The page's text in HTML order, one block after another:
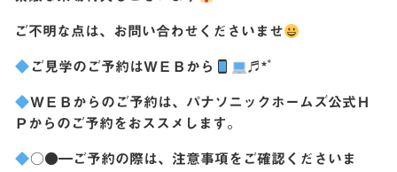
ご不明な点は、お問い合わせくださいませ
ご見学のご予約はＷＥＢから ♬*゜
ＷＥＢからのご予約は、 パナソニックホームズ公式Ｈ
Ｐ からのご予約をおススメします。
○●━ご予約の際は、注意事項をご確認くださいま